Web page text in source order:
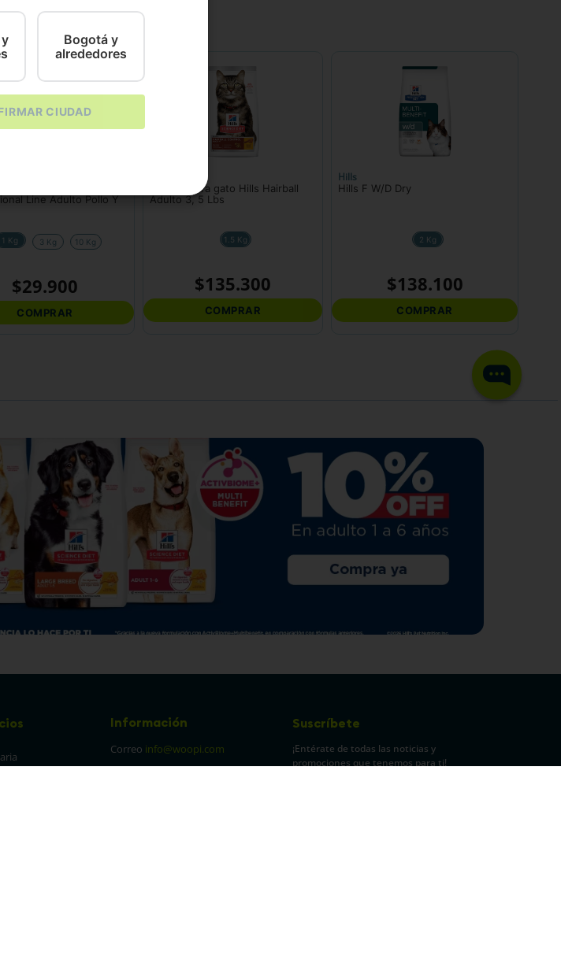
Line Adulto Pollo Y
1 Kg 3 Kg 10 Kg
$29.900
COMPRAR
Comida para gato Hills Hairball
Adulto 3, 5 Lbs
1.5 Kg
$135.300
COMPRAR
Hills
Hills F W/D Dry
2 Kg
$138.100
COMPRAR
Información
Correo info@woopi.com
Suscríbete
¡Entérate de todas las noticias y
promociones que tenemos para ti!
Bogotá y
alrededores
CIUDAD